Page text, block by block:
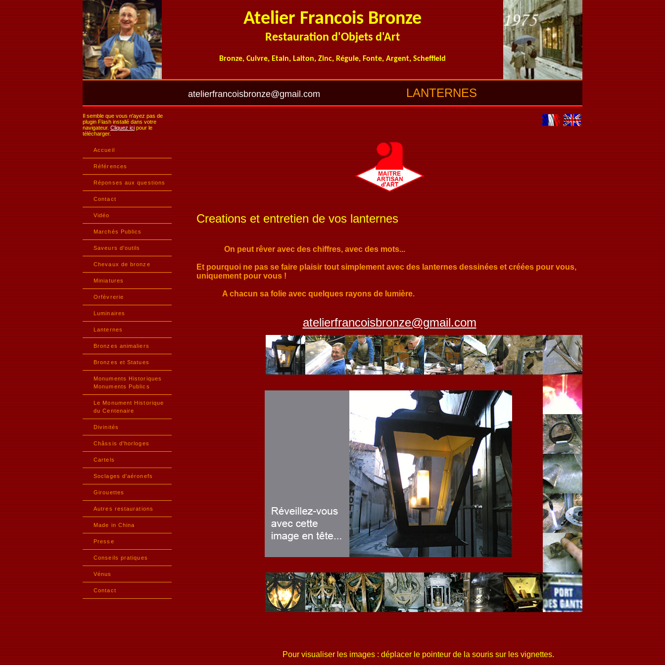
Atelier Francois Bronze
Restauration d'Objets d'Art
Bronze, Cuivre, Etain, Laiton, Zinc, Régule, Fonte, Argent, Scheffield
atelierfrancoisbronze@gmail.com LANTERNES
Il semble que vous n'ayez pas de
plugin Flash installé dans votre
navigateur.Cliquez icipour le
télécharger.
Accueil
Références
Réponses aux questions
Contact
Vidéo
Marchés Publics
Saveurs d'outils
Chevaux de bronze
Miniatures
Orfèvrerie
Luminaires
Lanternes
Bronzes animaliers
Bronzes et Statues
Monuments Historiques
Monuments Publics
Le Monument Historique
du Centenaire
Divinités
Châssis d'horloges
Cartels
Soclages d'aéronefs
Girouettes
Autres restaurations
Made in China
Presse
Conseils pratiques
Vénus
Contact
Creations et entretien de vos lanternes
On peut rêver avec des chiffres, avec des mots...
Et pourquoi ne pas se faire plaisir tout simplement avec des lanternes dessinées et créées pour vous,
uniquement pour vous !
A chacun sa folie avec quelques rayons de lumière.
atelierfrancoisbronze@gmail.com
Pour visualiser les images : déplacer le pointeur de la souris sur les vignettes.